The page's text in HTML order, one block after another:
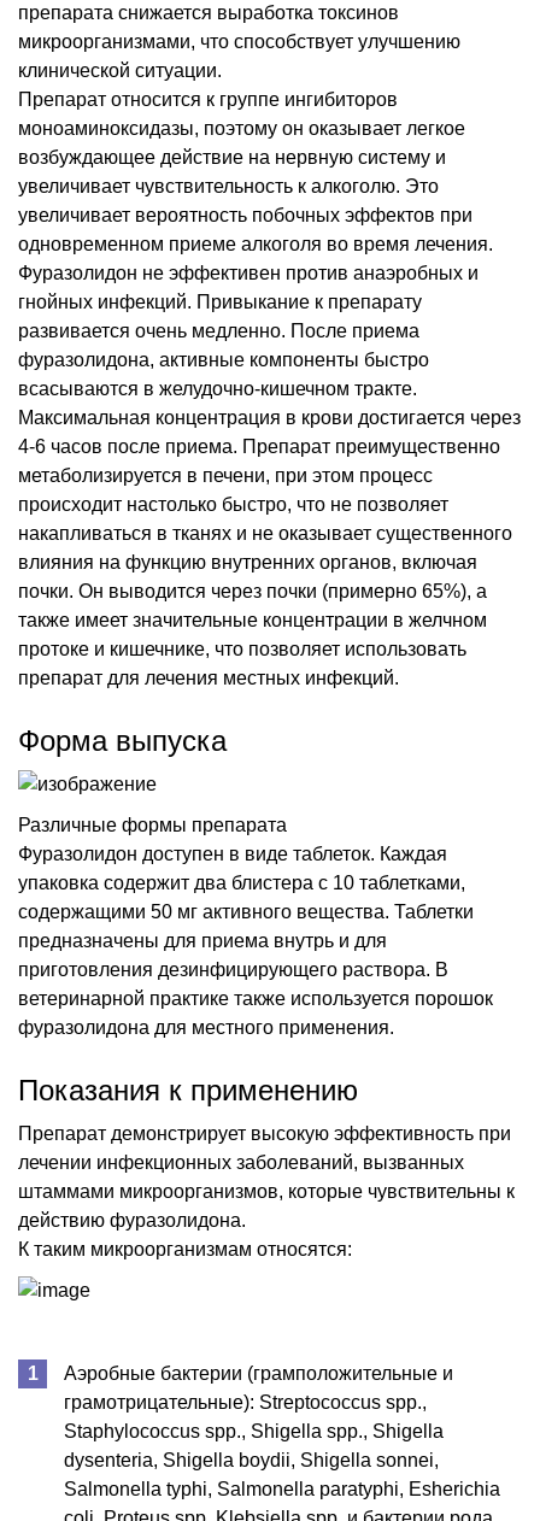
препарата снижается выработка токсинов
микроорганизмами, что способствует улучшению
клинической ситуации.
Препарат относится к группе ингибиторов
моноаминоксидазы, поэтому он оказывает легкое
возбуждающее действие на нервную систему и
увеличивает чувствительность к алкоголю. Это
увеличивает вероятность побочных эффектов при
одновременном приеме алкоголя во время лечения.
Фуразолидон не эффективен против анаэробных и
гнойных инфекций. Привыкание к препарату
развивается очень медленно. После приема
фуразолидона, активные компоненты быстро
всасываются в желудочно-кишечном тракте.
Максимальная концентрация в крови достигается через
4-6 часов после приема. Препарат преимущественно
метаболизируется в печени, при этом процесс
происходит настолько быстро, что не позволяет
накапливаться в тканях и не оказывает существенного
влияния на функцию внутренних органов, включая
почки. Он выводится через почки (примерно 65%), а
также имеет значительные концентрации в желчном
протоке и кишечнике, что позволяет использовать
препарат для лечения местных инфекций.
Форма выпуска
Различные формы препарата
Фуразолидон доступен в виде таблеток. Каждая
упаковка содержит два блистера с 10 таблетками,
содержащими 50 мг активного вещества. Таблетки
предназначены для приема внутрь и для
приготовления дезинфицирующего раствора. В
ветеринарной практике также используется порошок
фуразолидона для местного применения.
Показания к применению
Препарат демонстрирует высокую эффективность при
лечении инфекционных заболеваний, вызванных
штаммами микроорганизмов, которые чувствительны к
действию фуразолидона.
К таким микроорганизмам относятся:
Аэробные бактерии (грамположительные и
грамотрицательные): Streptococcus spp.,
Staphylococcus spp., Shigella spp., Shigella
dysenteria, Shigella boydii, Shigella sonnei,
Salmonella typhi, Salmonella paratyphi, Esherichia